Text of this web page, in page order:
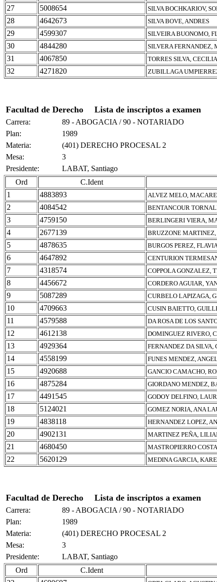
27 5008654 SILVA BOCHKARIOV,
28 4642673 SILVA BOVE, ANDRES
29 4599307 SILVEIRA BUONOMO,
30 4844280 SILVERA FERNANDEZ,
31 4067850 TORRES SILVA,
32 4271820 ZUBILLAGA
Facultad de Derecho Lista de inscriptos a examen
Carrera:
89 - ABOGACIA / 90 - NOTARIADO
Plan:
1989
Materia:
(401) DERECHO PROCESAL 2
Mesa:
3
Presidente:
LABAT, Santiago
Ord
C.Ident
1
4883893 ALVEZ MELO,
2 4084542 BENTANCOUR
3 4759150 BERLINGERI VIERA,
4 2677139 BRUZZONE MARTINEZ,
5 4878635 BURGOS PEREZ,
6 4647892 CENTURION
7 4318574 COPPOLA GONZALEZ,
8 4456672 CORDERO AGUIAR,
9 5087289 CURBELO LAPIZAGA,
10 4709663 CUSIN BAIETTO,
11 4579588 DA ROSA DE LOS
12 4612138 DOMINGUEZ RIVERO,
13 4929364 FERNANDEZ DA SILVA,
14 4558199 FUNES MENDEZ,
15 4920688 GANCIO CAMACHO,
16 4875284 GIORDANO MENDEZ,
17 4491545 GODOY DELFINO,
18 5124021 GOMEZ NORIA, ANA
19 4838118 HERNANDEZ LOPEZ,
20 4902131 MARTINEZ PEÑA,
21 4680450 MASTROPIERRO
22 5620129 MEDINA GARCIA,
Facultad de Derecho Lista de inscriptos a examen
Carrera:
89 - ABOGACIA / 90 - NOTARIADO
Plan:
1989
Materia:
(401) DERECHO PROCESAL 2
Mesa:
3
Presidente:
LABAT, Santiago
Ord
C.Ident